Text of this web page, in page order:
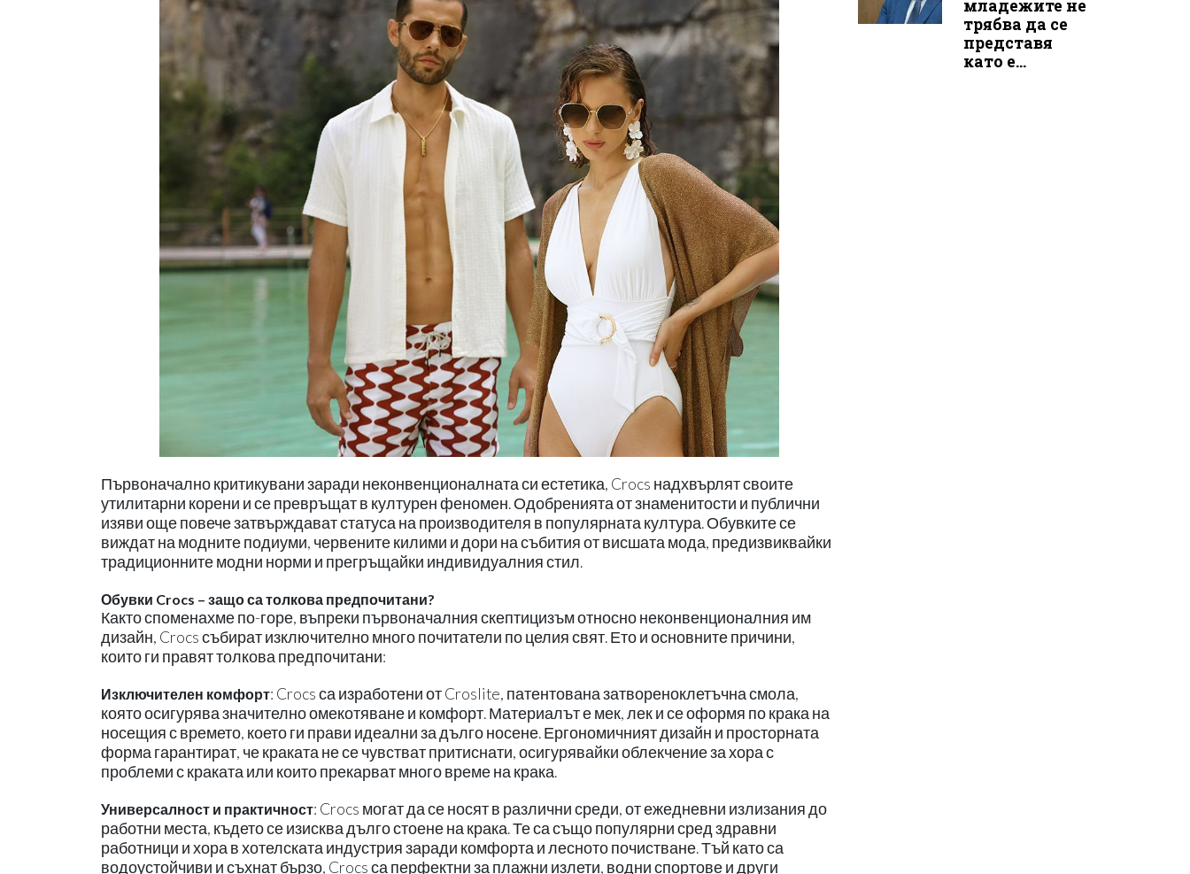
Първоначално критикувани заради неконвенционалната си естетика, Crocs надхвърлят своите
утилитарни корени и се превръщат в културен феномен. Одобренията от знаменитости и публични
изяви още повече затвърждават статуса на производителя в популярната култура. Обувките се
виждат на модните подиуми, червените килими и дори на събития от висшата мода, предизвиквайки
традиционните модни норми и прегръщайки индивидуалния стил.
Обувки Crocs – защо са толкова предпочитани?
Както споменахме по-горе, въпреки първоначалния скептицизъм относно неконвенционалния им
дизайн, Crocs събират изключително много почитатели по целия свят. Ето и основните причини,
които ги правят толкова предпочитани:
Изключителен комфорт: Crocs са изработени от Croslite, патентована затвореноклетъчна смола,
която осигурява значително омекотяване и комфорт. Материалът е мек, лек и се оформя по крака на
носещия с времето, което ги прави идеални за дълго носене. Ергономичният дизайн и просторната
форма гарантират, че краката не се чувстват притиснати, осигурявайки облекчение за хора с
проблеми с краката или които прекарват много време на крака.
Универсалност и практичност: Crocs могат да се носят в различни среди, от ежедневни излизания до
работни места, където се изисква дълго стоене на крака. Те са също популярни сред здравни
работници и хора в хотелската индустрия заради комфорта и лесното почистване. Тъй като са
водоустойчиви и съхнат бързо, Crocs са перфектни за плажни излети, водни спортове и други
младежите не
трябва да се
представя
като е...